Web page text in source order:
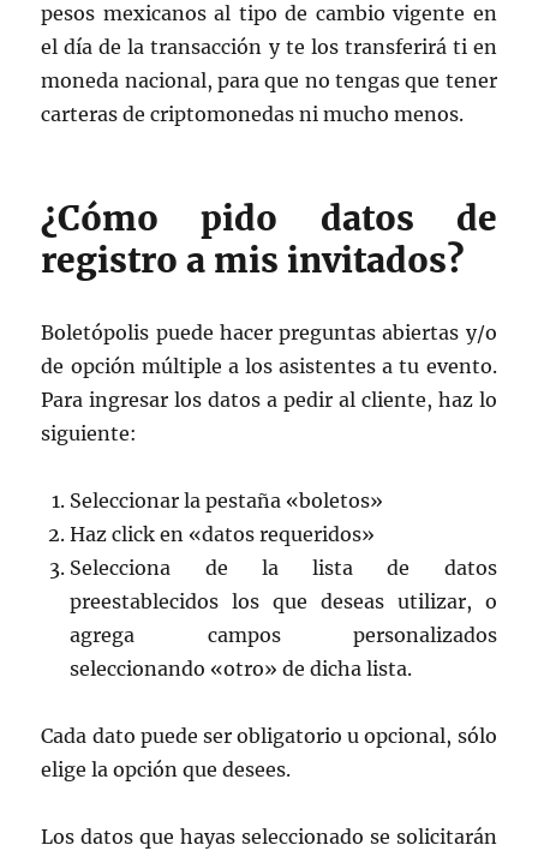
pesos mexicanos al tipo de cambio vigente en
el día de la transacción y te los transferirá ti en
moneda nacional, para que no tengas que tener
carteras de criptomonedas ni mucho menos.
¿Cómo pido datos de
registro a mis invitados?
Boletópolis puede hacer preguntas abiertas y/o
de opción múltiple a los asistentes a tu evento.
Para ingresar los datos a pedir al cliente, haz lo
siguiente:
Seleccionar la pestaña «boletos»
Haz click en «datos requeridos»
Selecciona de la lista de datos
preestablecidos los que deseas utilizar, o
agrega campos personalizados
seleccionando «otro» de dicha lista.
Cada dato puede ser obligatorio u opcional, sólo
elige la opción que desees.
Los datos que hayas seleccionado se solicitarán